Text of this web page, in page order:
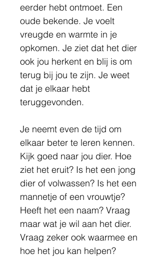
eerder hebt ontmoet. Een
oude bekende. Je voelt
vreugde en warmte in je
opkomen. Je ziet dat het dier
ook jou herkent en blij is om
terug bij jou te zijn. Je weet
dat je elkaar hebt
teruggevonden.
Je neemt even de tijd om
elkaar beter te leren kennen.
Kijk goed naar jou dier. Hoe
ziet het eruit? Is het een jong
dier of volwassen? Is het een
mannetje of een vrouwtje?
Heeft het een naam? Vraag
maar wat je wil aan het dier.
Vraag zeker ook waarmee en
hoe het jou kan helpen?